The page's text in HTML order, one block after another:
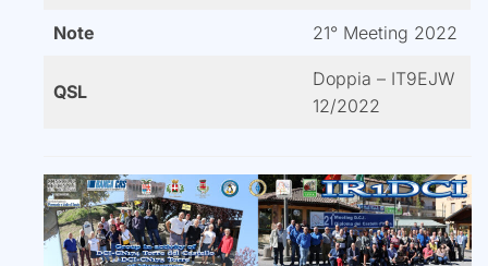
Note 21° Meeting 2022
QSL
Doppia – IT9EJW
12/2022